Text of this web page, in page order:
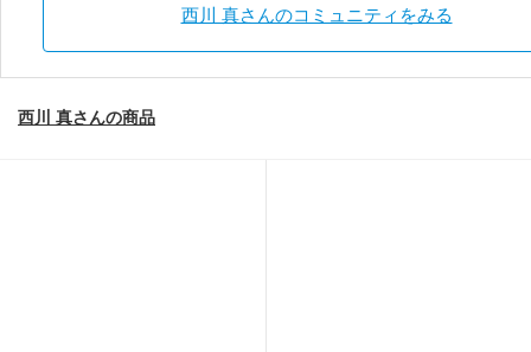
西川 真さんのコミュニティをみる
西川 真さんの商品